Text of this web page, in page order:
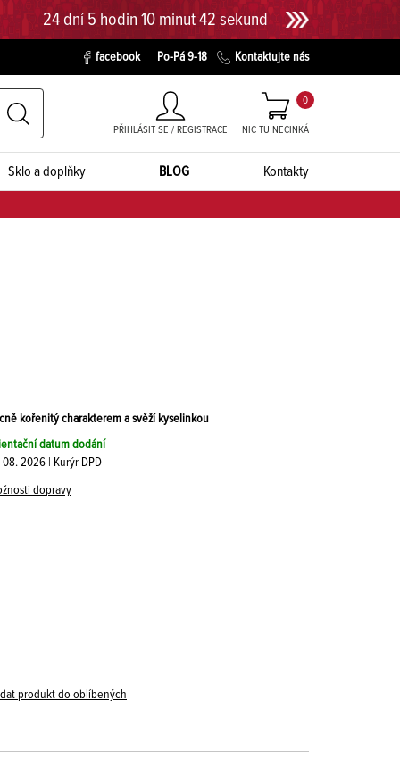
24 dní 5 hodin 10 minut 42 sekund
facebook Po-Pá 9-18 Kontaktujte nás
PŘIHLÁSIT SE / REGISTRACE NIC TU NECINKÁ
0
Sklo a doplňky BLOG Kontakty
kořenitý charakterem a svěží kyselinkou
datum dodání
08. 2026 | Kurýr DPD
dopravy
produkt do oblíbených